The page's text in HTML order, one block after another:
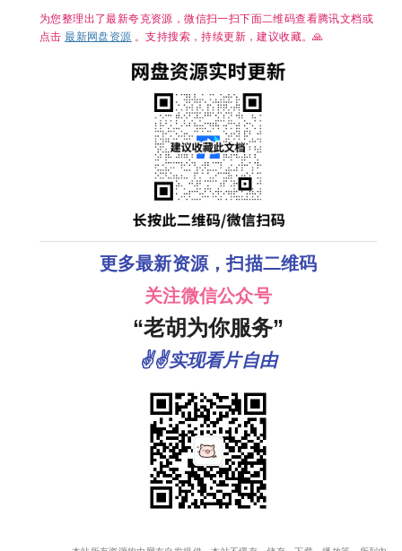
为您整理出了最新夸克资源，微信扫一扫下面二维码查看腾讯文档或
点击最新网盘资源 。支持搜索，持续更新，建议收藏。🙏
更多最新资源，扫描二维码
关注微信公众号
“老胡为你服务”
✌✌实现看片自由